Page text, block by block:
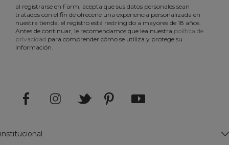
al registrarse en Farm, acepta que sus datos personales sean
tratados con el fin de ofrecerle una experiencia personalizada en
nuestra tienda. el registro está restringido a mayores de 18 años.
Antes de continuar, le recomendamos que lea nuestra política de
privacidad para comprender cómo se utiliza y protege su
información.
institucional